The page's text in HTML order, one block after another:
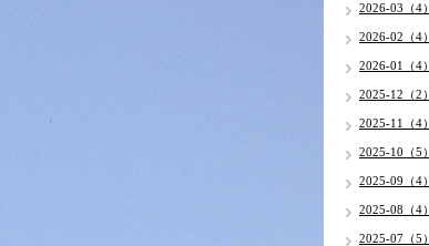
2026-03（4）
2026-02（4）
2026-01（4）
2025-12（2）
2025-11（4）
2025-10（5）
2025-09（4）
2025-08（4）
2025-07（5）